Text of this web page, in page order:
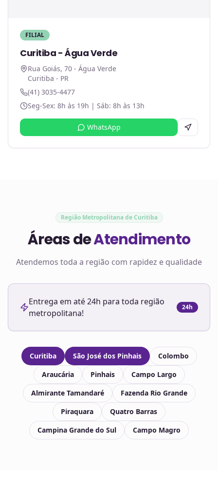
FILIAL
Curitiba - Água Verde
Rua Goiás, 70 - Água Verde
Curitiba - PR
(41) 3035-4477
Seg-Sex: 8h às 19h | Sáb: 8h às 13h
WhatsApp
Região Metropolitana de Curitiba
Áreas deAtendimento
Atendemos toda a região com rapidez e qualidade
Entrega em até 24h para toda região
metropolitana!
24h
Curitiba São José dos Pinhais
Colombo
Araucária
Pinhais
Campo Largo
Almirante Tamandaré
Fazenda Rio Grande
Piraquara
Quatro Barras
Campina Grande do Sul
Campo Magro